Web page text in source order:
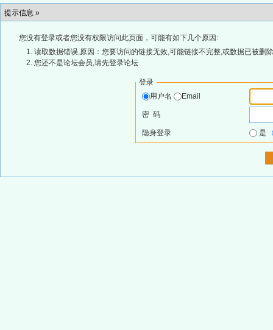
提示信息 »
您没有登录或者您没有权限访问此页面，可能有如下几个原因:
读取数据错误,原因：您要访问的链接无效,可能链接不完整,或数据已被删
您还不是论坛会员,请先登录论坛
登录
用户名
Email
密 码
隐身登录 是